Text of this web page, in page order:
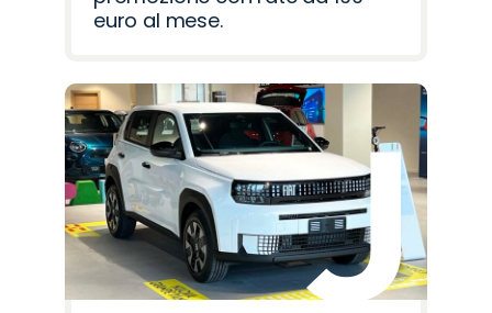
euro al mese.